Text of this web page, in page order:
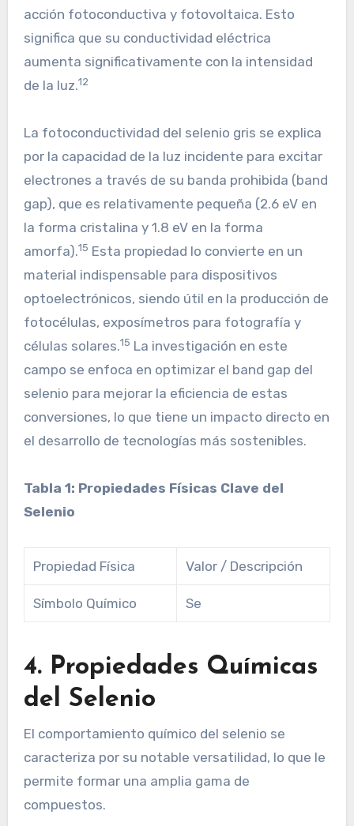
acción fotoconductiva y fotovoltaica. Esto
significa que su conductividad eléctrica
aumenta significativamente con la intensidad
de la luz.12
La fotoconductividad del selenio gris se explica
por la capacidad de la luz incidente para excitar
electrones a través de su banda prohibida (band
gap), que es relativamente pequeña (2.6 eV en
la forma cristalina y 1.8 eV en la forma
amorfa).15 Esta propiedad lo convierte en un
material indispensable para dispositivos
optoelectrónicos, siendo útil en la producción de
fotocélulas, exposímetros para fotografía y
células solares.15 La investigación en este
campo se enfoca en optimizar el band gap del
selenio para mejorar la eficiencia de estas
conversiones, lo que tiene un impacto directo en
el desarrollo de tecnologías más sostenibles.
Tabla 1: Propiedades Físicas Clave del
Selenio
Propiedad Física Valor / Descripción
Símbolo Químico Se
4. Propiedades Químicas
del Selenio
El comportamiento químico del selenio se
caracteriza por su notable versatilidad, lo que le
permite formar una amplia gama de
compuestos.